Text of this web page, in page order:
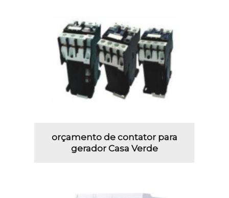
orçamento de contator para
gerador Casa Verde